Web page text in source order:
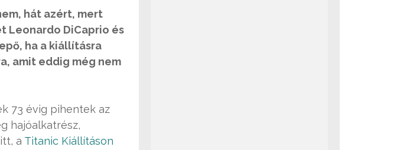
hát azért, mert
Leonardo DiCaprio és
ha a kiállításra
amit eddig még nem
73 évig pihentek az
hajóalkatrész,
a Titanic Kiállításon